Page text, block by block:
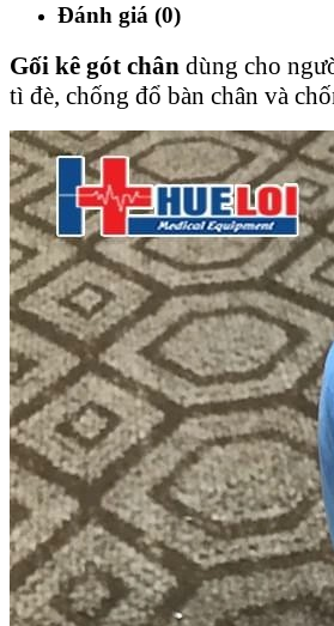
Đánh giá (0)
Gối kê gót chân dùng cho
tì đè, chống đổ bàn chân và